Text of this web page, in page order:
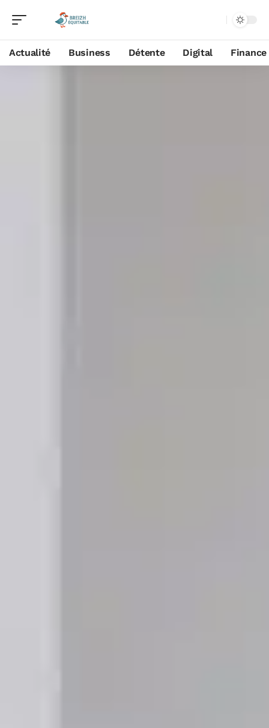
Actualité Business Détente Digital Finance